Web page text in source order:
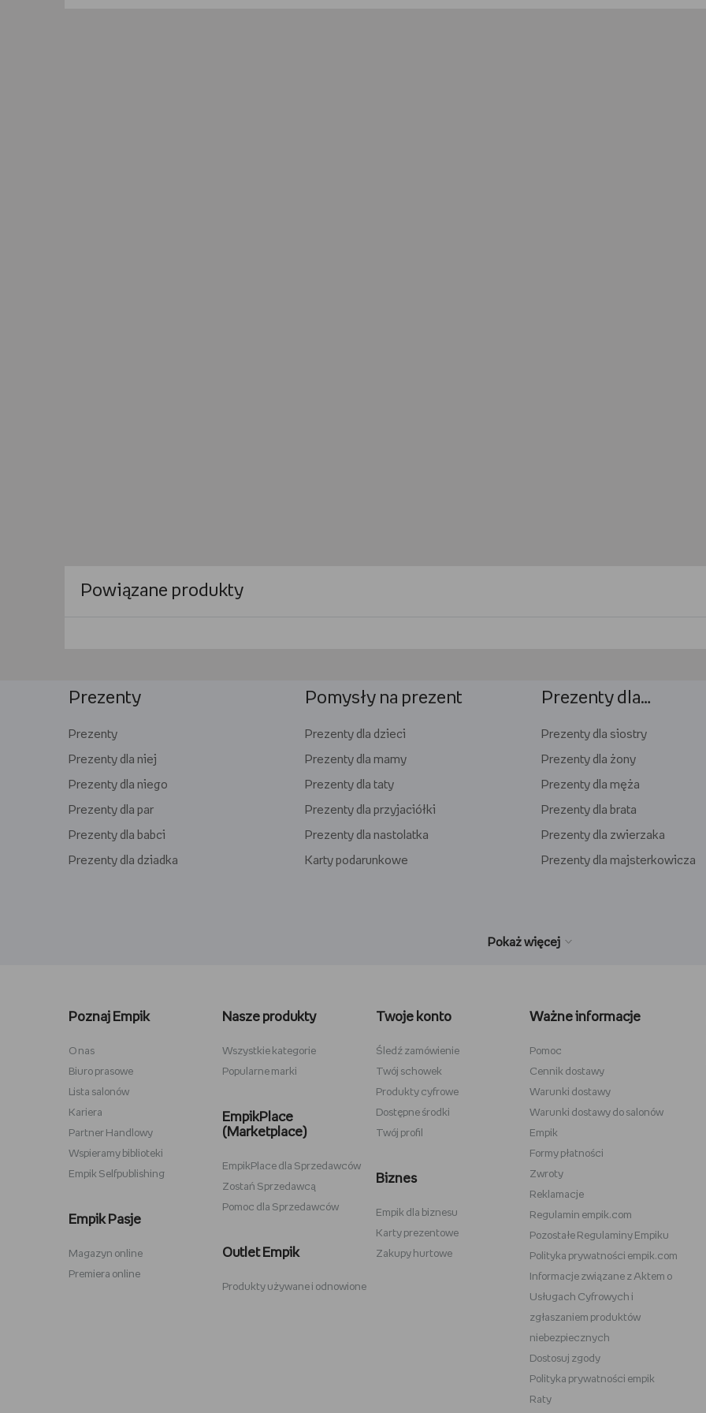
Powiązane produkty
Prezenty
Prezenty
Prezenty dla niej
Prezenty dla niego
Prezenty dla par
Prezenty dla babci
Prezenty dla dziadka
Pomysły na prezent
Prezenty dla dzieci
Prezenty dla mamy
Prezenty dla taty
Prezenty dla przyjaciółki
Prezenty dla nastolatka
Karty podarunkowe
Prezenty dla…
Prezenty dla siostry
Prezenty dla żony
Prezenty dla męża
Prezenty dla brata
Prezenty dla zwierzaka
Prezenty dla majsterkowicza
Karta podarunkowa Steam
Lampki do czytania
Antyramy
Tablety dla dzieci
Zestawy do szkicowania
Star Wars
Władca Pierścieni
Zabawki Psi Patrol
Sodastream
Victoria's Secret
Under Armour
Baby Bjorn
Oral-B iO
Play-Doh
Poznaj Empik
O nas
Biuro prasowe
Lista salonów
Kariera
Partner Handlowy
Wspieramy biblioteki
Empik Selfpublishing
Empik Pasje
Magazyn online
Premiera online
Nasze produkty
Wszystkie kategorie
Popularne marki
EmpikPlace
(Marketplace)
EmpikPlace dla Sprzedawców
Zostań Sprzedawcą
Pomoc dla Sprzedawców
Outlet Empik
Produkty używane i odnowione
Twoje konto
Śledź zamówienie
Twój schowek
Produkty cyfrowe
Dostępne środki
Twój profil
Biznes
Empik dla biznesu
Karty prezentowe
Zakupy hurtowe
Ważne informacje
Pomoc
Cennik dostawy
Warunki dostawy
Warunki dostawy do salonów
Empik
Formy płatności
Zwroty
Reklamacje
Regulamin empik.com
Pozostałe Regulaminy Empiku
Polityka prywatności empik.com
Informacje związane z Aktem o
Usługach Cyfrowych i
zgłaszaniem produktów
niebezpiecznych
Dostosuj zgody
Polityka prywatności empik
Raty